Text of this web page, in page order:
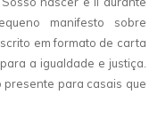
manifesto sobre
em formato de carta
a igualdade e justiça.
presente para casais que